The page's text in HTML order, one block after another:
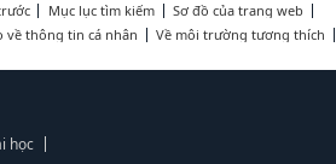
Mục lục tìm kiếm
Sơ đồ của trang web
về thông tin cá nhân Về môi trường tương thích
học